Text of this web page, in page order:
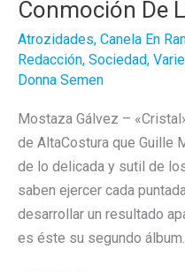
Conmoción De
Atrozidades, Canela En
Redacción, Sociedad,
Donna Semen
Mostaza Gálvez –
de AltaCostura que Guille
de lo delicada y sutil de
saben ejercer cada
desarrollar un resultado
es éste su segundo